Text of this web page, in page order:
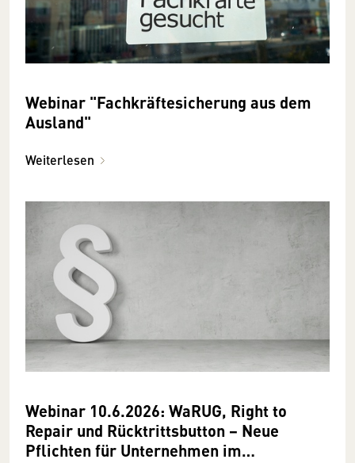
Webinar "Fachkräftesicherung aus dem
Ausland"
Weiterlesen
Webinar 10.6.2026: WaRUG, Right to
Repair und Rücktrittsbutton − Neue
Pflichten für Unternehmen im